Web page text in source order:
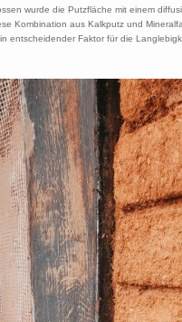
wurde die Putzfläche mit einem
Kombination aus Kalkputz und
entscheidender Faktor für die